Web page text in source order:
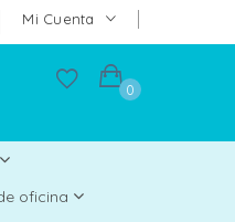
Mi Cuenta
0
oficina